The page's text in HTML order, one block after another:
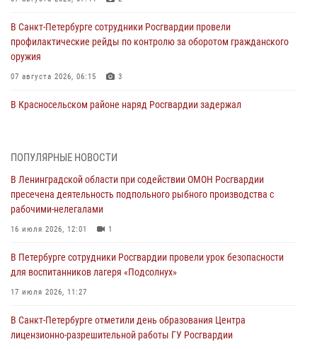
В Санкт-Петербурге сотрудники Росгвардии провели
профилактические рейды по контролю за оборотом гражданского
оружия
07 августа 2026, 06:15 3
В Красносельском районе наряд Росгвардии задержал
06 августа 2026, 13:39 1
В Центральном районе росгвардейцы оперативно задержали
хулигана, стрелявшего из пускового устройства рядом с жилыми
домами
06 августа 2026, 11:36
Сотрудники и военнослужащие Росгвардии обеспечили
правопорядок при проведении матча "Зенит" - "Балтика"
06 августа 2026, 07:30
В Выборгском районе наряд Росгвардии обнаружил
разыскиваемый преступный автотранспорт
ПОПУЛЯРНЫЕ НОВОСТИ
В Ленинградской области при содействии ОМОН Росгвардии
пресечена деятельность подпольного рыбного производства с
рабочими-нелегалами
16 июля 2026, 12:01 1
В Петербурге сотрудники Росгвардии провели урок безопасности
для воспитанников лагеря «Подсолнух»
17 июля 2026, 11:27
В Санкт-Петербурге отметили день образования Центра
лицензионно-разрешительной работы ГУ Росгвардии